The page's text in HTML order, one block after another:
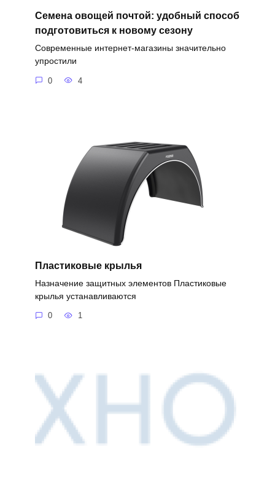
Семена овощей почтой: удобный способ
подготовиться к новому сезону
Современные интернет-магазины значительно
упростили
0 4
Пластиковые крылья
Назначение защитных элементов Пластиковые
крылья устанавливаются
0 1